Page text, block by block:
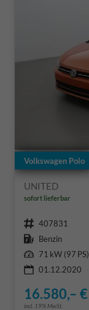
Volkswagen Polo
UNITED
sofort lieferbar
Fahrzeugnr. 407831
Kraftstoff Benzin
Leistung 71 kW (97 PS)
01.12.2020
16.580,– €
incl. 19% MwSt.